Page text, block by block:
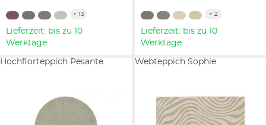
+ 13
Lieferzeit: bis zu 10
Werktage
+ 2
Lieferzeit: bis zu 10
Werktage
Hochflorteppich Pesante Webteppich Sophie